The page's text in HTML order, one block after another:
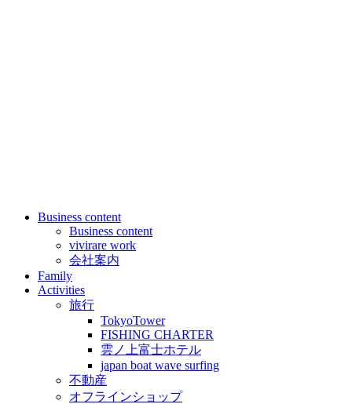
Business content
Business content
vivirare work
会社案内
Family
Activities
旅行
TokyoTower
FISHING CHARTER
雲ノ上富士ホテル
japan boat wave surfing
不動産
オフラインショップ